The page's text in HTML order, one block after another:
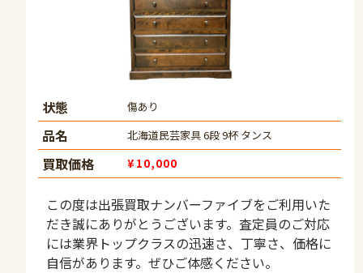
状態 傷あり
品名 北海道民芸家具 6段 9杯 タンス
買取価格 ¥10,000
この度は出張買取ナンバーファイブをご利用いた
だき誠にありがとうございます。査定員のご対応
には業界トップクラスの迅速さ、丁寧さ、価格に
自信があります。ぜひご体感ください。